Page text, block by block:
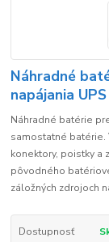
Náhradné
napájania UPS
Náhradné batérie
samostatné batérie.
konektory, poistky a
pôvodného
záložných zdrojoch
Dostupnosť